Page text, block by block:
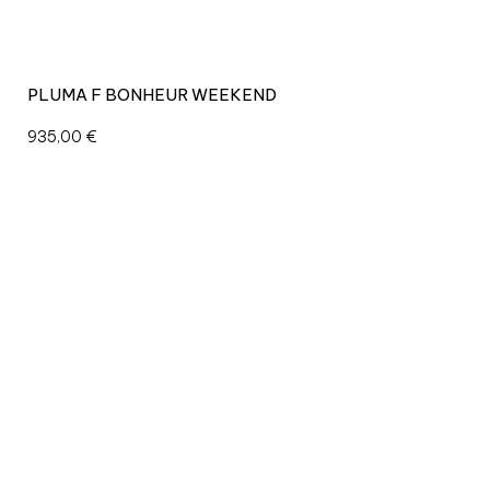
PLUMA F BONHEUR WEEKEND
935,00 €